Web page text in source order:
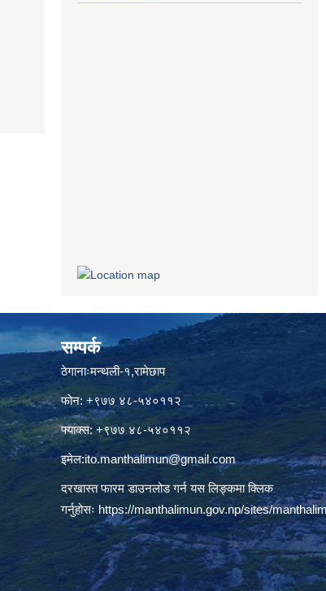
सम्पर्क
ठेगानाःमन्थली-१,रामेछाप
फोन: +९७७ ४८-५४०११२
फ्याक्स: +९७७ ४८-५४०११२
इमेल:ito.manthalimun@gmail.com
दरखास्त फारम डाउनलोड गर्न यस लिङ्कमा क्लिक
गर्नुहोसः https://manthalimun.gov.np/sites/